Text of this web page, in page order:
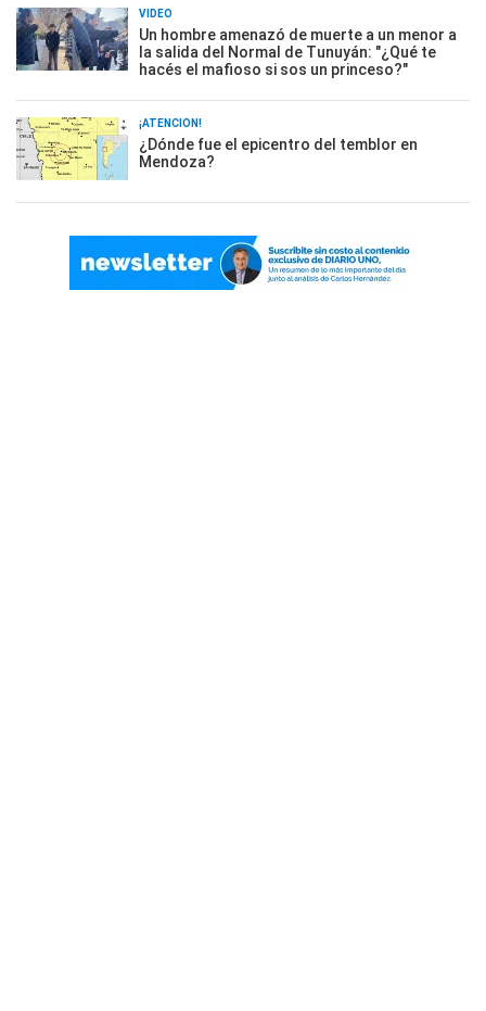
VIDEO
Un hombre amenazó de muerte a un menor a
la salida del Normal de Tunuyán: "¿Qué te
hacés el mafioso si sos un princeso?"
¡ATENCIÓN!
¿Dónde fue el epicentro del temblor en
Mendoza?